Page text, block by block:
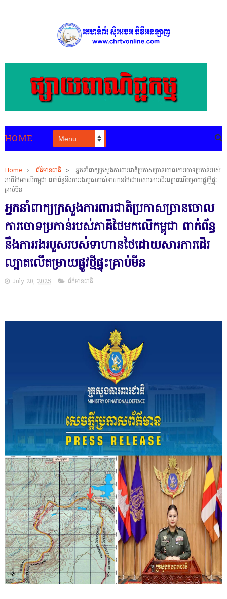
HOME
Home > ព័ត៌មានជាតិ >
អ្នកនាំពាក្យក្រសួងការពារជាតិប្រកាសច្រានចោលការចោទប្រកាន់របស់
ភាគីថៃមកលើកម្ពុជា ពាក់ព័ន្ធនឹងការរងរបួសរបស់ទាហានថៃដោយសារការដើរល្បាតលើតម្រាយផ្លូវថ្មីផ្ទុះ
គ្រាប់មីន
អ្នកនាំពាក្យក្រសួងការពារជាតិប្រកាសច្រានចោល
ការចោទប្រកាន់របស់ភាគីថៃមកលើកម្ពុជា ពាក់ព័ន្ធ
នឹងការរងរបួសរបស់ទាហានថៃដោយសារការដើរ
ល្បាតលើតម្រាយផ្លូវថ្មីផ្ទុះគ្រាប់មីន
July 20, 2025 ព័ត៌មានជាតិ